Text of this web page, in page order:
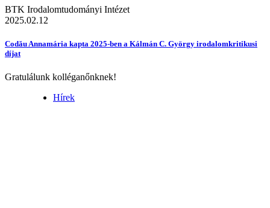
BTK Irodalomtudományi Intézet
2025.02.12
Codău Annamária kapta 2025-ben a Kálmán C. György irodalomkritikusi
díjat
Gratulálunk kolléganőnknek!
Hírek